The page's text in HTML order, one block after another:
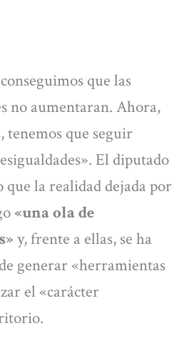
que las
no aumentaran. Ahora,
tenemos que seguir
El diputado
que la realidad dejada por
«una ola de
y, frente a ellas, se ha
generar «herramientas
el «carácter